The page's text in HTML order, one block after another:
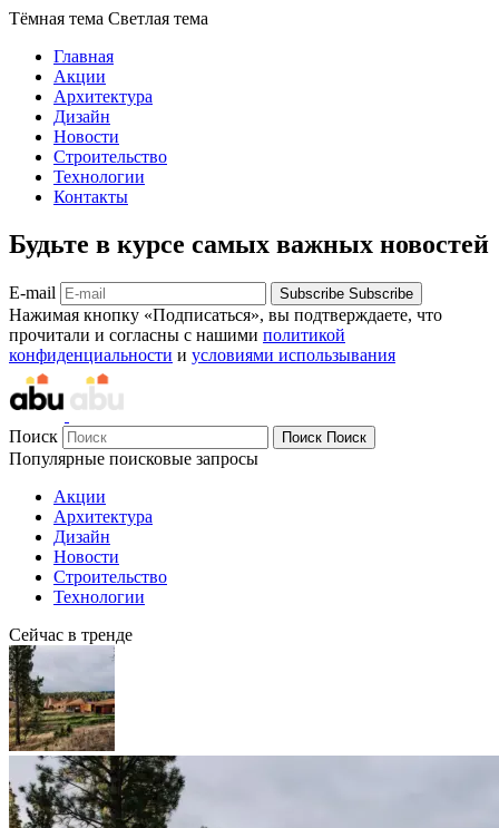
Тёмная тема Светлая тема
Главная
Акции
Архитектура
Дизайн
Новости
Строительство
Технологии
Контакты
Будьте в курсе самых важных новостей
E-mail Subscribe Subscribe
Нажимая кнопку «Подписаться», вы подтверждаете, что
прочитали и согласны с нашими политикой
конфиденциальности и условиями использывания
Поиск Поиск Поиск
Популярные поисковые запросы
Акции
Архитектура
Дизайн
Новости
Строительство
Технологии
Сейчас в тренде